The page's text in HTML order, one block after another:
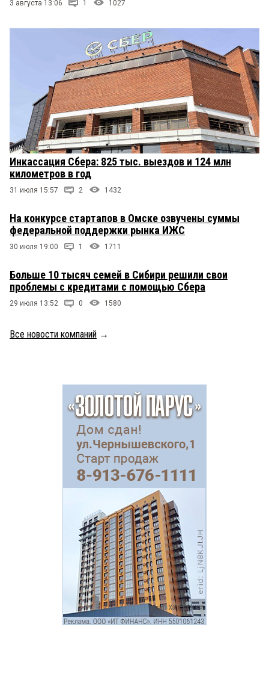
3 августа 13:06 1 1027
Инкассация Сбера: 825 тыс. выездов и 124 млн
километров в год
31 июля 15:57 2 1432
На конкурсе стартапов в Омске озвучены суммы
федеральной поддержки рынка ИЖС
30 июля 19:00 1 1711
Больше 10 тысяч семей в Сибири решили свои
проблемы с кредитами с помощью Сбера
29 июля 13:52 0 1580
Все новости компаний →